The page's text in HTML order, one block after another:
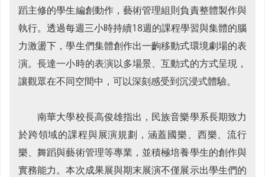
蹈主修的學生編創動作，藝術管理組則負責整體製作與
執行。透過每週三小時持續18週的課程學習與集體的腦
力激盪下，學生們集體創作出一齣移動式環境劇場的表
演。長達一小時的表演以多場景、互動式的方式呈現，
讓觀眾在不同空間中，可以深刻感受到沉浸式體驗。
南華大學校長高俊雄指出，民族音樂學系長期致力
於跨領域的課程與展演規劃，涵蓋國樂、西樂、流行
樂、舞蹈與藝術管理等專業，並積極培養學生的創作與
實務能力。本次成果展與期末展演不僅展示出學生們的